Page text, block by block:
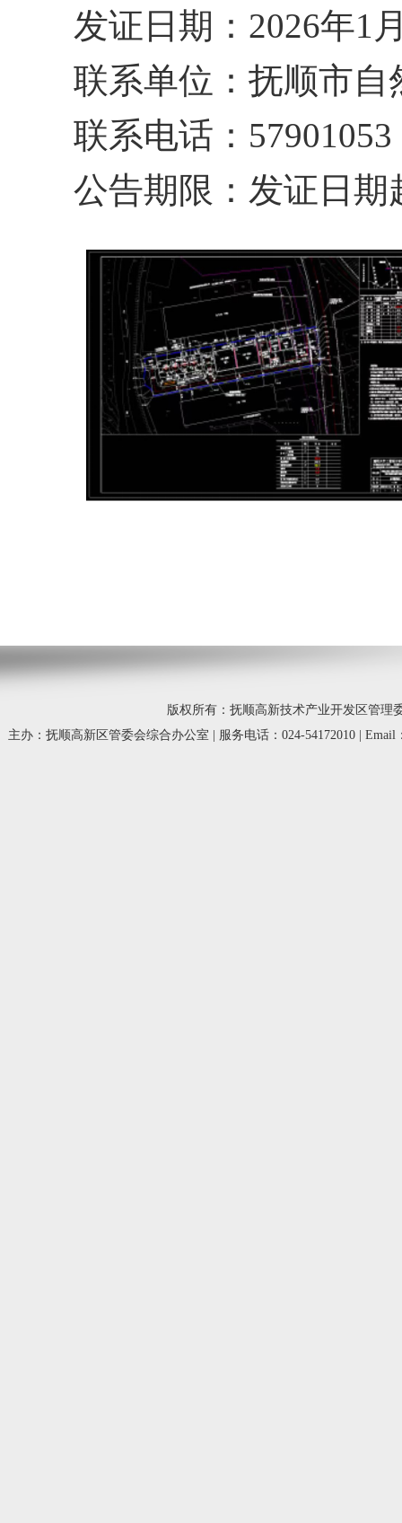
发证日期：2026年1
联系单位：抚顺市
联系电话：57901053
公告期限：发证日
版权所有：抚顺高新技术产业开发区管理
主办：抚顺高新区管委会综合办公室 | 服务电话：024-54172010 | Email